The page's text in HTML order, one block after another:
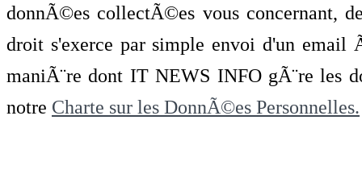
donnÃ©es collectÃ©es vous concernant,
droit s'exerce par simple envoi d'un
maniÃ¨re dont IT NEWS INFO gÃ¨re les
notre Charte sur les DonnÃ©es Personnelles.